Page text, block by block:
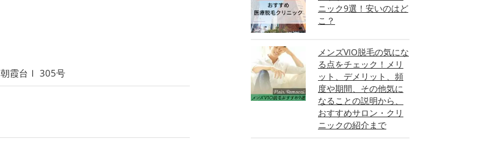
朝霞台Ⅰ 305号
ニック9選！安いのはど
こ？
メンズVIO脱毛の気にな
る点をチェック！メリ
ット、デメリット、頻
度や期間、その他気に
なることの説明から、
おすすめサロン・クリ
ニックの紹介まで